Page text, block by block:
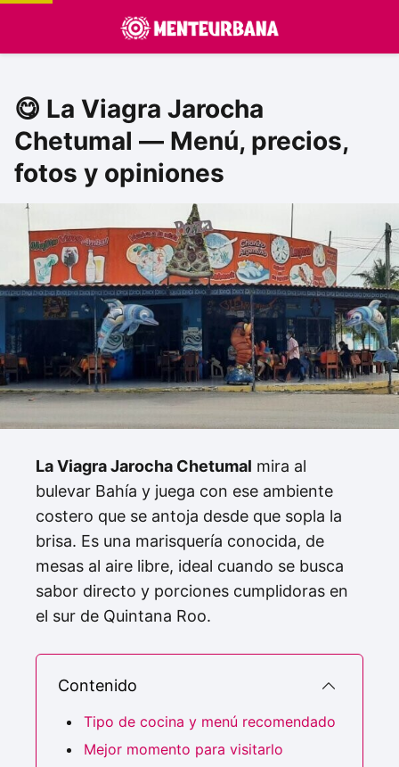
😋 La Viagra Jarocha
Chetumal — Menú, precios,
fotos y opiniones
La Viagra Jarocha Chetumal mira al
bulevar Bahía y juega con ese ambiente
costero que se antoja desde que sopla la
brisa. Es una marisquería conocida, de
mesas al aire libre, ideal cuando se busca
sabor directo y porciones cumplidoras en
el sur de Quintana Roo.
Contenido
Tipo de cocina y menú recomendado
Mejor momento para visitarlo